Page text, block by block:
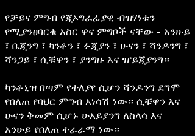
የቻይና ምግብ የጂኦግራፊያዊ ብዝሃነቱን
የሚያንፀባርቁ አስር ዋና ምግቦች ናቸው - አንሁይ
፣ ቤጂንግ ፣ ካንቶን ፣ ፉጂያን ፣ ሁናን ፣ ሻንዶንግ ፣
ሻንጋይ ፣ ሲቹዋን ፣ ያንግዙ እና ዠይጂያንግ።
ካንቶኒዝ በጣም የተለያየ ሲሆን ሻንዶንግ ደግሞ
የበለጠ የባህር ምግብ አነሳሽ ነው። ሲቹዋን እና
ሁናን ቅመም ሲሆኑ ሁአይያንግ ለስላሳ እና
አንሁይ የበለጠ ተራራማ ነው።